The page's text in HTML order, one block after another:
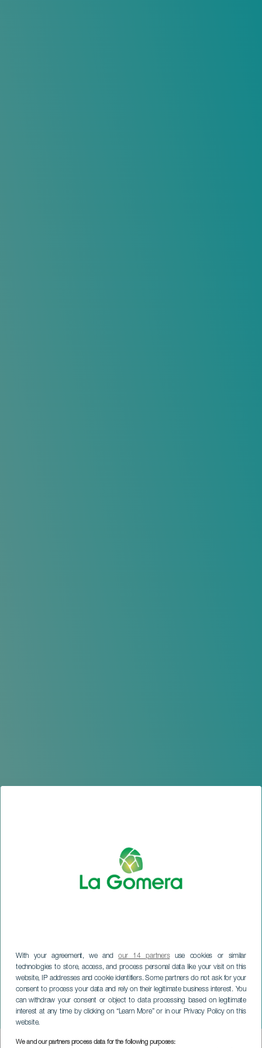
With your agreement, we andour 14 partnersuse cookies or similar
technologies to store, access, and process personal data like your visit on this
website, IP addresses and cookie identifiers. Some partners do not ask for your
consent to process your data and rely on their legitimate business interest. You
can withdraw your consent or object to data processing based on legitimate
interest at any time by clicking on “Learn More” or in our Privacy Policy on this
website.
We and our partners process data for the following purposes:
Delokos i konsert
LA GOMERA
Imagen